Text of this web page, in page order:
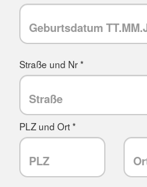
Straße und Nr *
PLZ und Ort *